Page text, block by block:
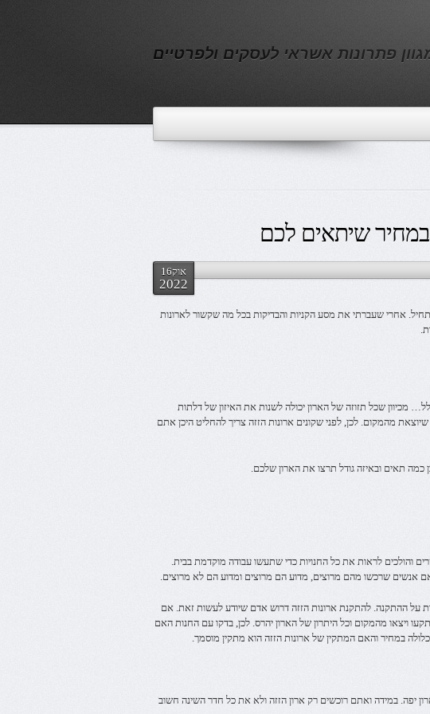
פתרונות אשראי לעסקים ולפרטיים
במחיר שיתאים לכם
אוק16
2022
אחרי שעברתי את מסע הקניות והבדיקות בכל מה שקשור לארונות
מכיוון שכל תזוזה של הארון יכולה לשנות את האיזון של דלתות
מהמקום. לכן, לפני שקונים ארונות הזזה צריך להחליט היכן אתם
כמה תאים ובאיזה גודל תרצו את הארון שלכם.
והולכים לראות את כל החנויות כדי שתעשו עבודה מוקדמת בבית.
אנשים שרכשו מהם מרוצים, מדוע הם מרוצים ומדוע הם לא מרוצים.
על ההתקנה. להתקנת ארונות הזזה דרוש אדם שיודע לעשות זאת. אם
ויצאו מהמקום וכל היתרון של הארון יהרס. לכן, בדקו עם החנות האם
במחיר והאם המתקין של ארונות הזזה הוא מתקין מוסמך.
יפה. במידה ואתם רוכשים רק ארון הזזה ולא את כל חדר השינה חשוב